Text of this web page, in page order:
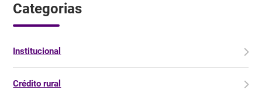
Categorias
Institucional
Crédito rural